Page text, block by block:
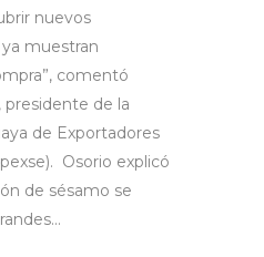
nuevos
muestran
comentó
presidente de la
de Exportadores
Osorio explicó
de sésamo se